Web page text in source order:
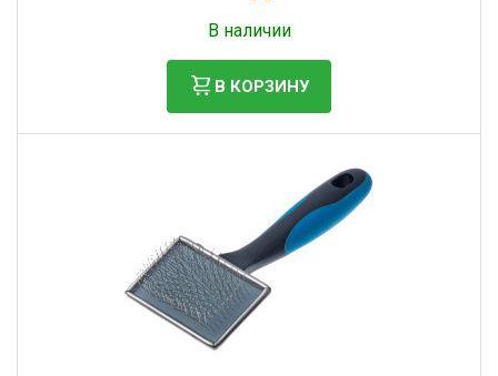
В наличии
В КОРЗИНУ